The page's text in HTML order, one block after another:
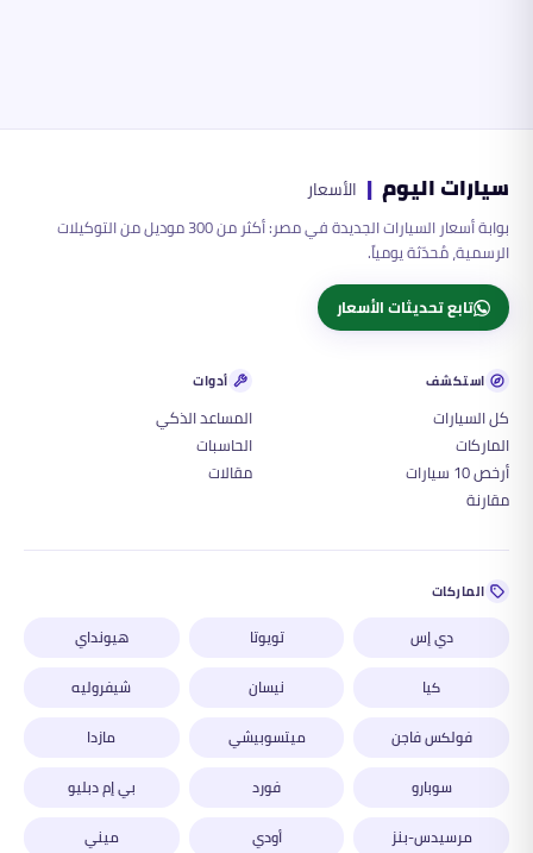
سيارات اليوم | الأسعار
بوابة أسعار السيارات الجديدة في مصر: أكثر من 300 موديل من التوكيلات
الرسمية، مُحدّثة يومياً.
تابع تحديثات الأسعار
استكشف
كل السيارات
الماركات
أرخص 10 سيارات
مقارنة
أدوات
المساعد الذكي
الحاسبات
مقالات
الماركات
دي إس تويوتا
هيونداي
كيا
نيسان
شيفروليه
فولكس فاجن
ميتسوبيشي
مازدا
سوبارو
فورد
بي إم دبليو
مرسيدس-بنز
أودي ميني